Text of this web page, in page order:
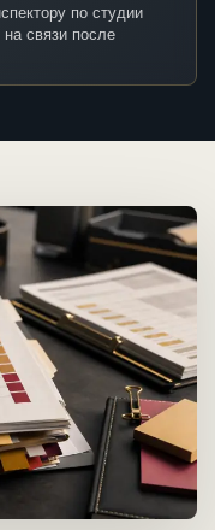
по студии
связи после